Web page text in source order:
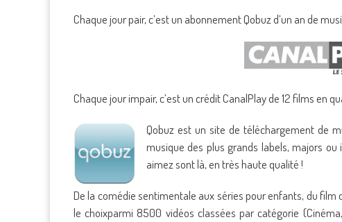
Chaque jour pair, c’est un abonnement Qobuz d’un an de
Chaque jour impair, c’est un crédit CanalPlay de 12 films en
Qobuz est un site de téléchargement de
musique des plus grands labels, majors
aimez sont là, en très haute qualité !
De la comédie sentimentale aux séries pour enfants, du film
le choixparmi 8500 vidéos classées par catégorie